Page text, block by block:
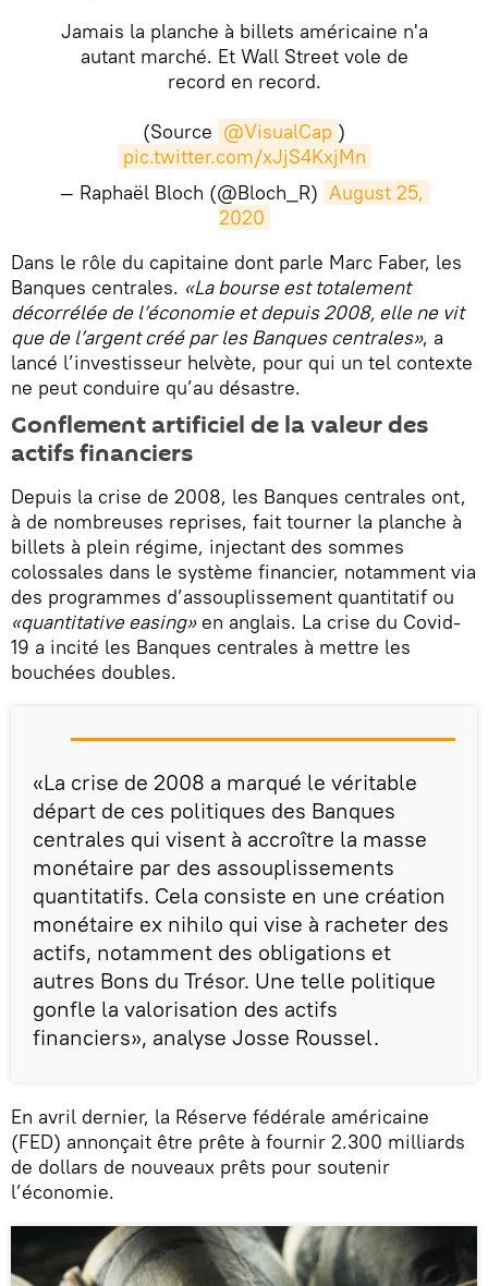
Jamais la planche à billets américaine n'a
autant marché. Et Wall Street vole de
record en record.
(Source @VisualCap )
pic.twitter.com/xJjS4KxjMn
— Raphaël Bloch (@Bloch_R) August 25,
2020
​Dans le rôle du capitaine dont parle Marc Faber, les
Banques centrales. «La bourse est totalement
décorrélée de l’économie et depuis 2008, elle ne vit
que de l’argent créé par les Banques centrales», a
lancé l’investisseur helvète, pour qui un tel contexte
ne peut conduire qu’au désastre.
Gonflement artificiel de la valeur des
actifs financiers
Depuis la crise de 2008, les Banques centrales ont,
à de nombreuses reprises, fait tourner la planche à
billets à plein régime, injectant des sommes
colossales dans le système financier, notamment via
des programmes d’assouplissement quantitatif ou
«quantitative easing»en anglais. La crise du Covid-
19 a incité les Banques centrales à mettre les
bouchées doubles.
«La crise de 2008 a marqué le véritable
départ de ces politiques des Banques
centrales qui visent à accroître la masse
monétaire par des assouplissements
quantitatifs. Cela consiste en une création
monétaire ex nihilo qui vise à racheter des
actifs, notamment des obligations et
autres Bons du Trésor. Une telle politique
gonfle la valorisation des actifs
financiers», analyse Josse Roussel.
En avril dernier, la Réserve fédérale américaine
(FED) annonçait être prête à fournir 2.300 milliards
de dollars de nouveaux prêts pour soutenir
l’économie.